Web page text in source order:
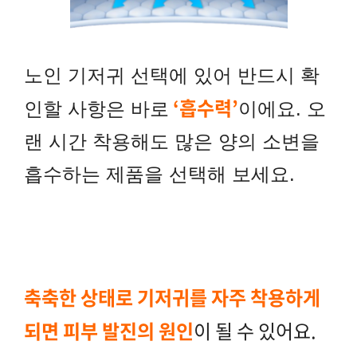
노인 기저귀 선택에 있어 반드시 확
인할 사항은 바로 ‘흡수력’이에요. 오
랜 시간 착용해도 많은 양의 소변을
흡수하는 제품을 선택해 보세요.
축축한 상태로 기저귀를 자주 착용하게
되면 피부 발진의 원인이 될 수 있어요.